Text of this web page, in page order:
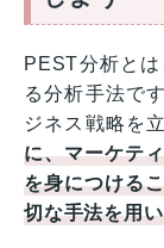
PEST分析と
る分析手法で
ジネス戦略を
に、マーケテ
を身につける
切な手法を用